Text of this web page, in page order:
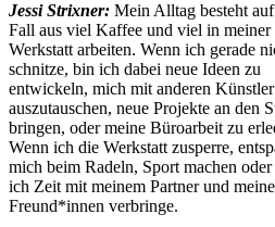
Jessi Strixner: Mein Alltag besteht
Fall aus viel Kaffee und viel in meiner
Werkstatt arbeiten. Wenn ich gerade
schnitze, bin ich dabei neue Ideen zu
entwickeln, mich mit anderen
auszutauschen, neue Projekte an den
bringen, oder meine Büroarbeit zu
Wenn ich die Werkstatt zusperre,
mich beim Radeln, Sport machen
ich Zeit mit meinem Partner und
Freund*innen verbringe.